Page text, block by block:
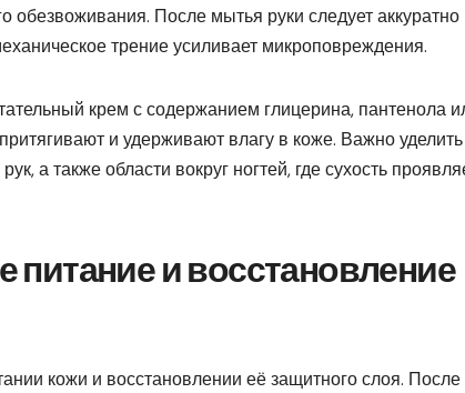
обезвоживания. После мытья руки следует аккуратно
трение усиливает микроповреждения.
крем с содержанием глицерина, пантенола
и удерживают влагу в коже. Важно уделить
а также области вокруг ногтей, где сухость
питание и восстановление
кожи и восстановлении её защитного слоя. После